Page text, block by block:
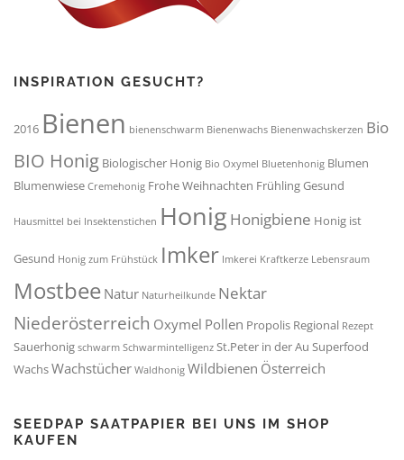
INSPIRATION GESUCHT?
2016 Bienen bienenschwarm Bienenwachs Bienenwachskerzen Bio
BIO Honig Biologischer Honig Bio Oxymel Bluetenhonig Blumen
Blumenwiese Cremehonig Frohe Weihnachten FrühlingGesund
Hausmittel bei Insektenstichen Honig Honigbiene Honig ist
Gesund Honig zum Frühstück Imker Imkerei Kraftkerze Lebensraum
MostbeeNatur Naturheilkunde Nektar
Niederösterreich Oxymel Pollen Propolis Regional Rezept
Sauerhonig schwarm Schwarmintelligenz St.Peter in der Au Superfood
WachsWachstücher Waldhonig Wildbienen Österreich
SEEDPAP SAATPAPIER BEI UNS IM SHOP
KAUFEN